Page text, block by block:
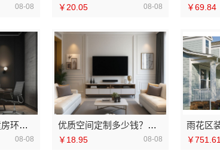
08-08 ￥20.05 08-08 ￥69.84
工业园区家装儿童房环保-苏州兔哥哥智装新材料
08-08
优质空间定制多少钱？南京市创亿讯环保套餐更实惠
￥18.95 08-08 ￥751.61